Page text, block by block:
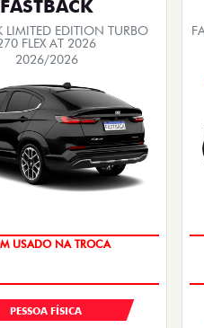
FASTBACK
LIMITED EDITION TURBO
FLEX AT 2026
2026/2026
TAXA ZERO
PESSOA FÍSICA